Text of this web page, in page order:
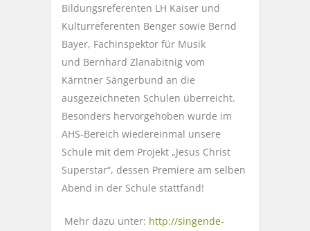
Bildungsreferenten LH Kaiser und
Kulturreferenten Benger sowie Bernd
Bayer, Fachinspektor für Musik
und Bernhard Zlanabitnig vom
Kärntner Sängerbund an die
ausgezeichneten Schulen überreicht.
Besonders hervorgehoben wurde im
AHS-Bereich wiedereinmal unsere
Schule mit dem Projekt „Jesus Christ
Superstar“, dessen Premiere am selben
Abend in der Schule stattfand!
Mehr dazu unter: http://singende-